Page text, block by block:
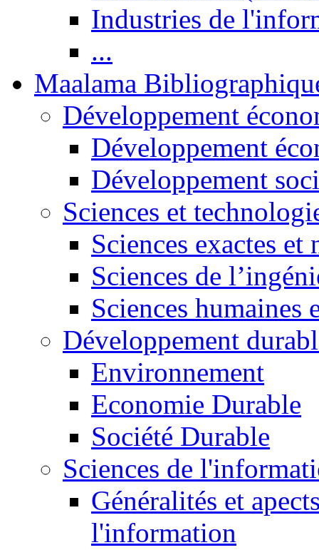
Industries de
...
Maalama
Développement
Développement
Développement
Sciences et
Sciences exactes et
Sciences de
Sciences humaines
Développement
Environnement
Economie Durable
Société Durable
Sciences de
Généralités et
l'information